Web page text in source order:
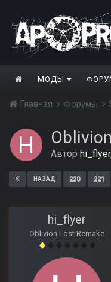
МОДЫ
Главная Форумы
Автор hi_flyer,
НАЗАД 220 221
hi_flyer
Oblivion Lost Remake